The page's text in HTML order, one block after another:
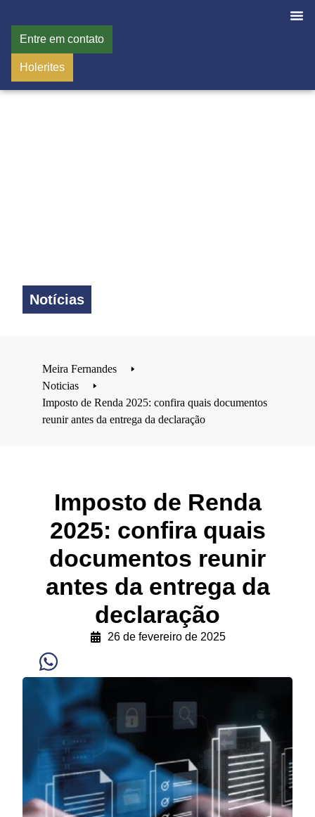
Entre em contato
Holerites
Notícias
Meira Fernandes
🢒
Noticias
🢒
Imposto de Renda 2025: confira quais documentos
reunir antes da entrega da declaração
Imposto de Renda
2025: confira quais
documentos reunir
antes da entrega da
declaração
26 de fevereiro de 2025